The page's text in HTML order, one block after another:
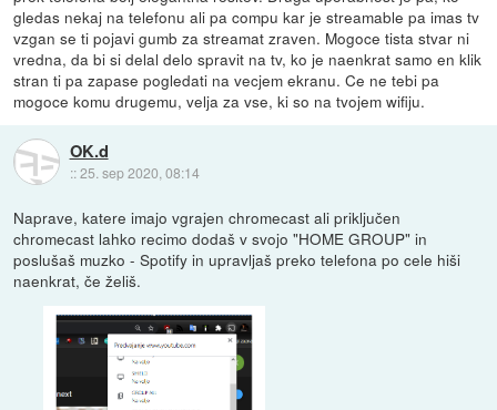
gledas nekaj na telefonu ali pa compu kar je streamable pa imas tv
vzgan se ti pojavi gumb za streamat zraven. Mogoce tista stvar ni
vredna, da bi si delal delo spravit na tv, ko je naenkrat samo en klik
stran ti pa zapase pogledati na vecjem ekranu. Ce ne tebi pa
mogoce komu drugemu, velja za vse, ki so na tvojem wifiju.
OK.d
::25. sep 2020, 08:14
Naprave, katere imajo vgrajen chromecast ali priključen
chromecast lahko recimo dodaš v svojo "HOME GROUP" in
poslušaš muzko - Spotify in upravljaš preko telefona po cele hiši
naenkrat, če želiš.